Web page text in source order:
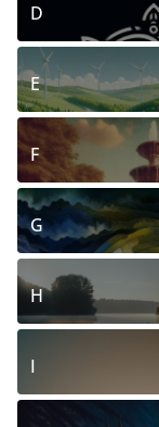
D
E
F
G
H
I